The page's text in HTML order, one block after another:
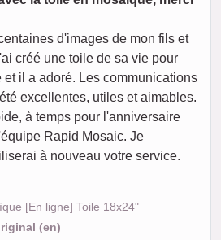
d'images de mon fils et
créé une toile de sa vie pour
il a adoré. Les communications
excellentes, utiles et aimables.
à temps pour l'anniversaire
Rapid Mosaic. Je
à nouveau votre service.
[En ligne] Toile 18x24"
(en)